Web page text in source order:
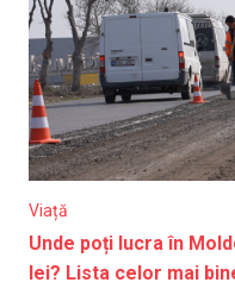
Viață
Unde poți lucra în
lei? Lista celor mai